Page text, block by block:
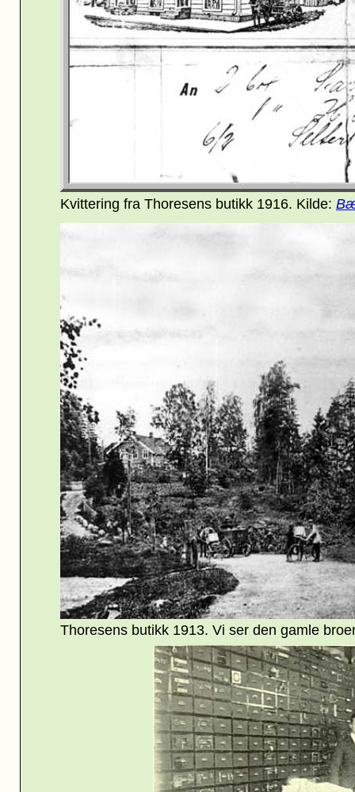
Thoresens butikk 1913. Vi ser den gamle
Kvittering fra Thoresens butikk 1916. Kilde: